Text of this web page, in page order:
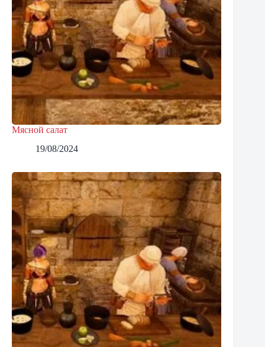
Мясной салат
19/08/2024